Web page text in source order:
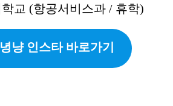
교 (항공서비스과 / 휴학)
냥 인스타 바로가기